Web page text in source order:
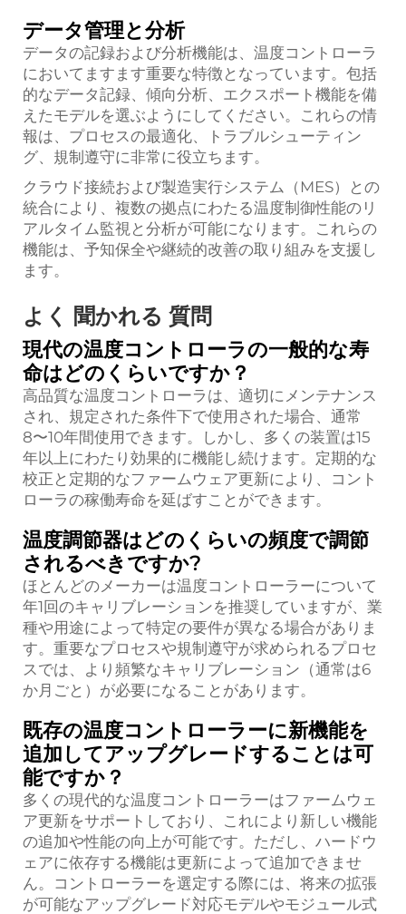
データ管理と分析
データの記録および分析機能は、温度コントローラ
においてますます重要な特徴となっています。包括
的なデータ記録、傾向分析、エクスポート機能を備
えたモデルを選ぶようにしてください。これらの情
報は、プロセスの最適化、トラブルシューティン
グ、規制遵守に非常に役立ちます。
クラウド接続および製造実行システム（MES）との
統合により、複数の拠点にわたる温度制御性能のリ
アルタイム監視と分析が可能になります。これらの
機能は、予知保全や継続的改善の取り組みを支援し
ます。
よく 聞かれる 質問
現代の温度コントローラの一般的な寿
命はどのくらいですか？
高品質な温度コントローラは、適切にメンテナンス
され、規定された条件下で使用された場合、通常
8〜10年間使用できます。しかし、多くの装置は15
年以上にわたり効果的に機能し続けます。定期的な
校正と定期的なファームウェア更新により、コント
ローラの稼働寿命を延ばすことができます。
温度調節器はどのくらいの頻度で調節
されるべきですか?
ほとんどのメーカーは温度コントローラーについて
年1回のキャリブレーションを推奨していますが、業
種や用途によって特定の要件が異なる場合がありま
す。重要なプロセスや規制遵守が求められるプロセ
スでは、より頻繁なキャリブレーション（通常は6
か月ごと）が必要になることがあります。
既存の温度コントローラーに新機能を
追加してアップグレードすることは可
能ですか？
多くの現代的な温度コントローラーはファームウェ
ア更新をサポートしており、これにより新しい機能
の追加や性能の向上が可能です。ただし、ハードウ
ェアに依存する機能は更新によって追加できませ
ん。コントローラーを選定する際には、将来の拡張
が可能なアップグレード対応モデルやモジュール式